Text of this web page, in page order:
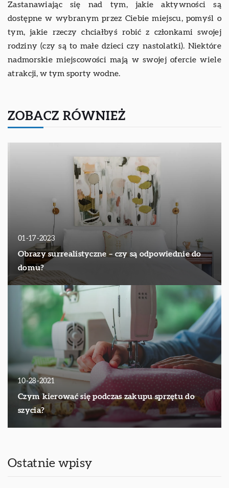
Zastanawiając się nad tym, jakie aktywności są
dostępne w wybranym przez Ciebie miejscu, pomyśl o
tym, jakie rzeczy chciałbyś robić z członkami swojej
rodziny (czy są to małe dzieci czy nastolatki). Niektóre
nadmorskie miejscowości mają w swojej ofercie wiele
atrakcji, w tym sporty wodne.
ZOBACZ RÓWNIEŻ
01-17-2023
Obrazy surrealistyczne – czy są odpowiednie do
domu?
10-28-2021
Czym kierować się podczas zakupu sprzętu do
szycia?
Ostatnie wpisy